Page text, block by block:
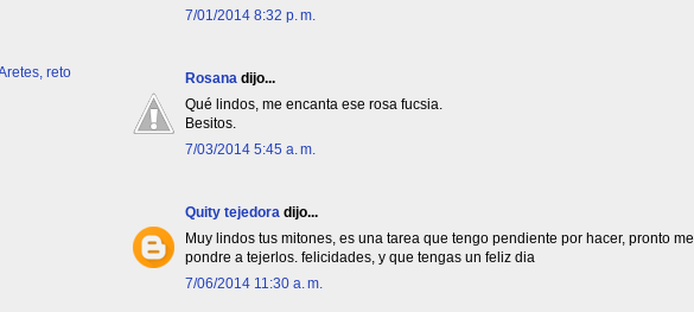
7/01/2014 8:32 p. m.
Rosana dijo...
Qué lindos, me encanta ese rosa fucsia.
Besitos.
7/03/2014 5:45 a. m.
Quity tejedora dijo...
Muy lindos tus mitones, es una tarea que tengo pendiente por hacer, pronto me
pondre a tejerlos. felicidades, y que tengas un feliz dia
7/06/2014 11:30 a. m.
reto